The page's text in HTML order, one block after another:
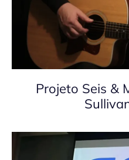
Projeto Seis &